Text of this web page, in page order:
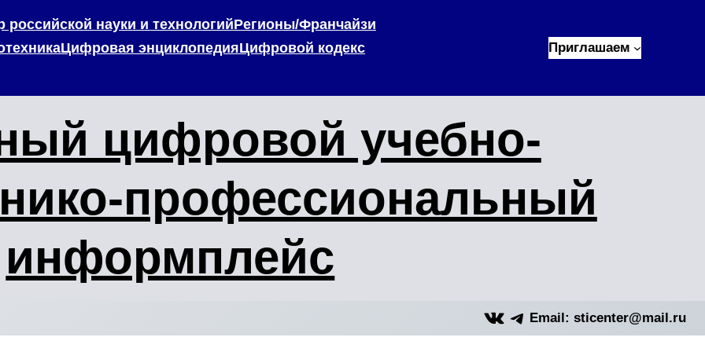
науки и технологийРегионы/Франчайзи
Цифровая энциклопедияЦифровой кодекс
Приглашаем
цифровой учебно-
профессиональный
информплейс
VK Telegram
Email: sticenter@mail.ru